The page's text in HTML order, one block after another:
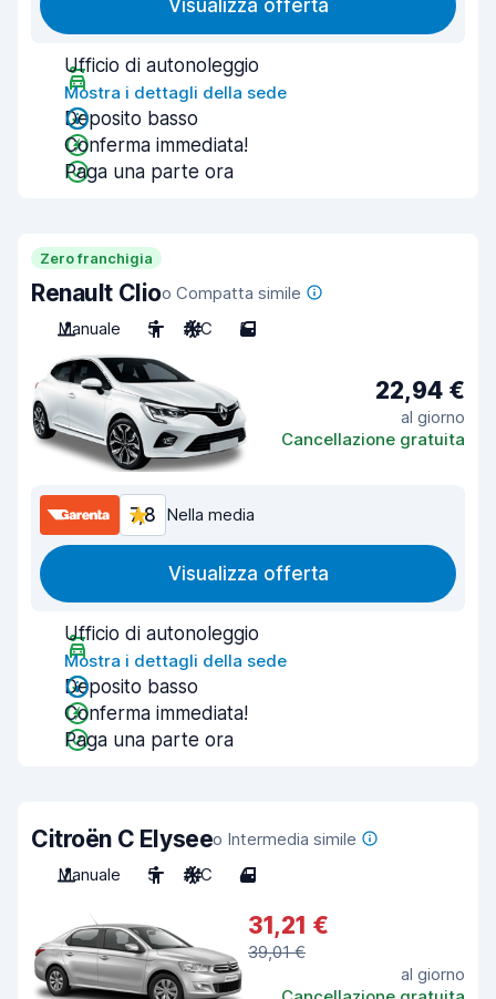
Visualizza offerta
Ufficio di autonoleggio
Mostra i dettagli della sede
Deposito basso
Conferma immediata!
Paga una parte ora
Zero franchigia
Renault Clioo Compatta simile
Manuale
5 A/C 5
22,94 €
al giorno
Cancellazione gratuita
7,8 Nella media
Visualizza offerta
Ufficio di autonoleggio
Mostra i dettagli della sede
Deposito basso
Conferma immediata!
Paga una parte ora
Citroën C Elyseeo Intermedia simile
Manuale
5 A/C 4
31,21 €
39,01 €
al giorno